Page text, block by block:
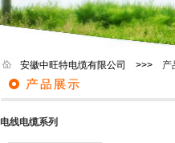
安徽中旺特电缆有限公司 >>> 产
电线电缆系列